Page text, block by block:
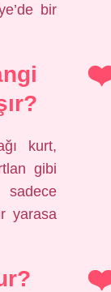
bir
kurt,
gibi
sadece
yarasa